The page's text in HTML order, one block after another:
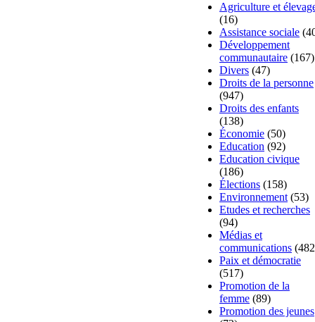
Agriculture et
(16)
Assistance sociale
Développement
communautaire (167)
Divers (47)
Droits de la personne
(947)
Droits des enfants
(138)
Économie (50)
Education (92)
Education civique
(186)
Élections (158)
Environnement (53)
Etudes et recherches
(94)
Médias et
communications
Paix et démocratie
(517)
Promotion de la
femme (89)
Promotion des jeunes